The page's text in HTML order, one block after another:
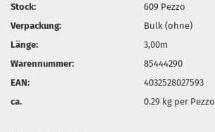
Stock:
609 Pezzo
Verpackung:
Bulk (ohne)
Länge:
3,00m
Warennummer:
85444290
EAN:
4032528027593
ca.
0.29 kg per Pezzo